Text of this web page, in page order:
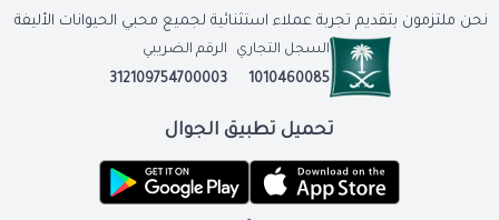
نحن ملتزمون بتقديم تجربة عملاء استثنائية لجميع محبي الحيوانات الأليفة
السجل التجاري
1010460085
الرقم الضريبي
312109754700003
تحميل تطبيق الجوال